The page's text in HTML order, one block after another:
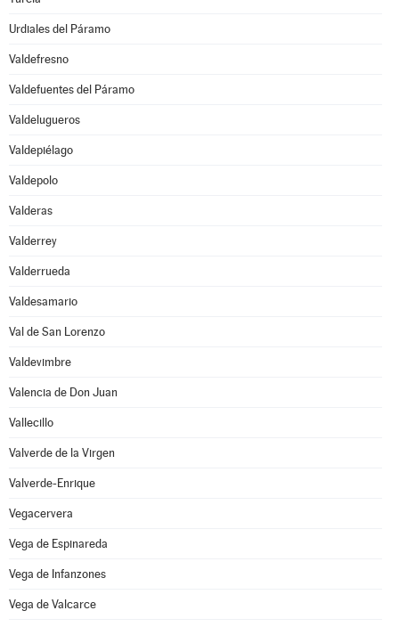
Urdiales del Páramo
Valdefresno
Valdefuentes del Páramo
Valdelugueros
Valdepiélago
Valdepolo
Valderas
Valderrey
Valderrueda
Valdesamario
Val de San Lorenzo
Valdevimbre
Valencia de Don Juan
Vallecillo
Valverde de la Virgen
Valverde-Enrique
Vegacervera
Vega de Espinareda
Vega de Infanzones
Vega de Valcarce